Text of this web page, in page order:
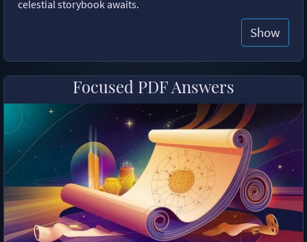
celestial storybook awaits.
Show
Focused PDF Answers